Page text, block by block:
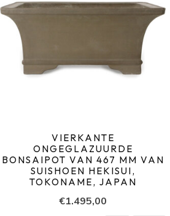
VIERKANTE
ONGEGLAZUURDE
BONSAIPOT VAN 467 MM VAN
SUISHOEN HEKISUI,
TOKONAME, JAPAN
€1.495,00